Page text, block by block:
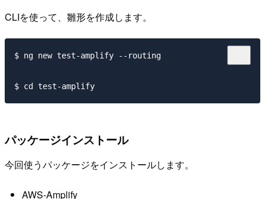
CLIを使って、雛形を作成します。
$ ng new test-amplify --routing
パッケージインストール
今回使うパッケージをインストールします。
AWS-Amplify